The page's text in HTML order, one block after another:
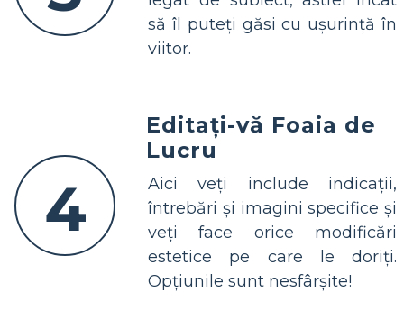
să îl puteți găsi cu ușurință în
viitor.
4
Editați-vă Foaia de
Lucru
Aici veți include indicații,
întrebări și imagini specifice și
veți face orice modificări
estetice pe care le doriți.
Opțiunile sunt nesfârșite!